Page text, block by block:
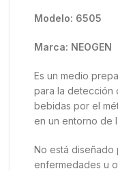
Modelo: 6505
Marca: NEOGEN
Es un medio
para la detección
bebidas por el
en un entorno de
No está diseñado
enfermedades u